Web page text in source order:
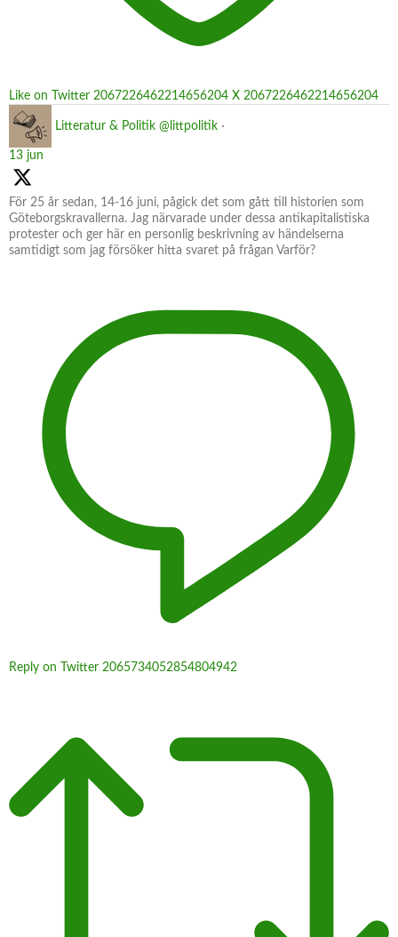
Like on Twitter 2067226462214656204 X 2067226462214656204
Litteratur & Politik @littpolitik ·
13 jun
För 25 år sedan, 14-16 juni, pågick det som gått till historien som
Göteborgskravallerna. Jag närvarade under dessa antikapitalistiska
protester och ger här en personlig beskrivning av händelserna
samtidigt som jag försöker hitta svaret på frågan Varför?
Reply on Twitter 2065734052854804942